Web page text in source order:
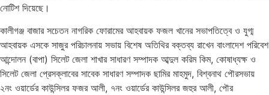
নোটিশ দিয়েছে।
কালীগঞ্জ বাজার সচেতন নাগরিক ফোরামের আহবায়ক ফজল খানের সভাপতিত্বে ও যুগ্ম
আহবায়ক এসকে সাজুর পরিচালনায় সভায় বিশেষ অতিথির বক্তব্য রাখেন বাংলাদেশ পরিবেশ
আন্দোলন (বাপা) সিলেট জেলা শাখার সাধারণ সম্পাদক আব্দুল করিম কিম, কোষাধ্যক্ষ ও
সিলেট জেলা প্রেসক্লাবের সাবেক সাধারণ সম্পাদক ছামির মাহমুদ, বিশ্বনাথ পৌরসভায়
২নং ওয়ার্ডের কাউন্সিলর ফজর আলী, ৭নং ওয়ার্ডের কাউন্সিলর জহুর আলী, পৌর